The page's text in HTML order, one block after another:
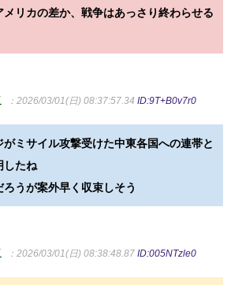
メリカの差か、戦争はあっさり終わらせる
：2026/03/01(日) 08:37:57.34 ID:9T+B0v7r0
がミサイル攻撃受けた中東各国への連帯と
したね
ろうが案外早く収束しそう
：2026/03/01(日) 08:38:48.87 ID:005NTzle0